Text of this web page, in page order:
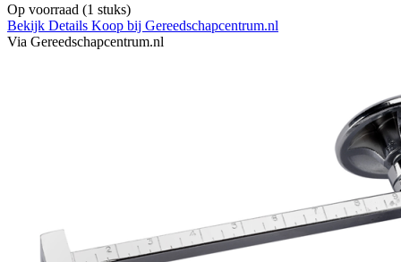
Op voorraad (1 stuks)
Bekijk Details Koop bij Gereedschapcentrum.nl
Via Gereedschapcentrum.nl